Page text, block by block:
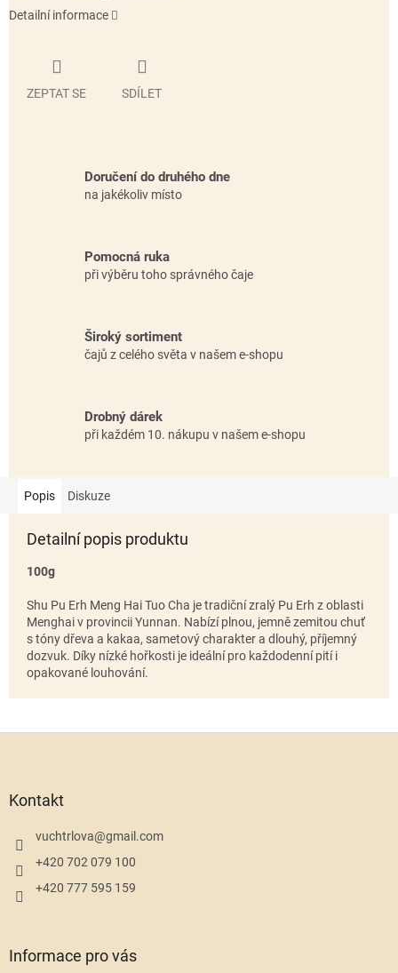
Detailní informace
ZEPTAT SE SDÍLET
Doručení do druhého dne
na jakékoliv místo
Pomocná ruka
při výběru toho správného čaje
Široký sortiment
čajů z celého světa v našem e-shopu
Drobný dárek
při každém 10. nákupu v našem e-shopu
Popis Diskuze
Detailní popis produktu
100g
Shu Pu Erh Meng Hai Tuo Cha je tradiční zralý Pu Erh z oblasti
Menghai v provincii Yunnan. Nabízí plnou, jemně zemitou chuť
s tóny dřeva a kakaa, sametový charakter a dlouhý, příjemný
dozvuk. Díky nízké hořkosti je ideální pro každodenní pití i
opakované louhování.
Kontakt
vuchtrlova@gmail.com
+420 702 079 100
+420 777 595 159
Informace pro vás